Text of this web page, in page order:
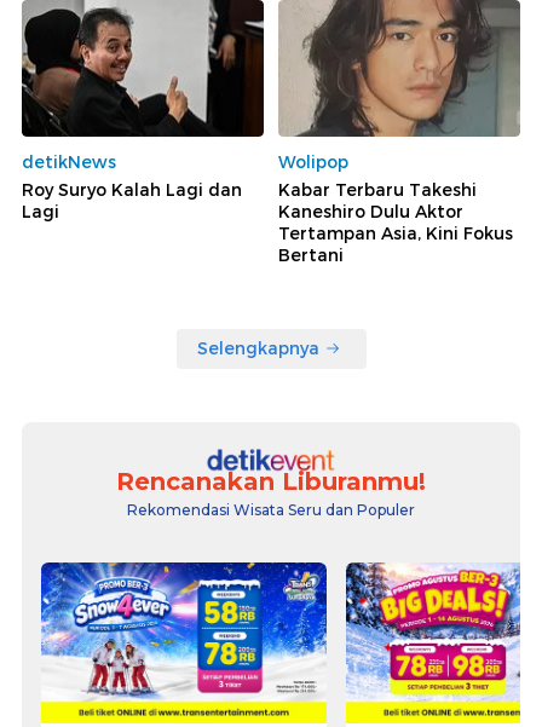
detikNews
Roy Suryo Kalah Lagi dan
Lagi
Wolipop
Kabar Terbaru Takeshi
Kaneshiro Dulu Aktor
Tertampan Asia, Kini Fokus
Bertani
Selengkapnya
Rencanakan Liburanmu!
Rekomendasi Wisata Seru dan Populer